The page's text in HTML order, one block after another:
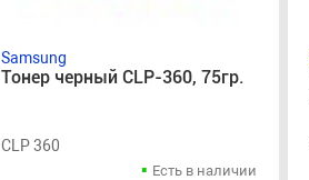
Samsung
Тонер черный CLP-360, 75гр.
CLP 360
Есть в наличии